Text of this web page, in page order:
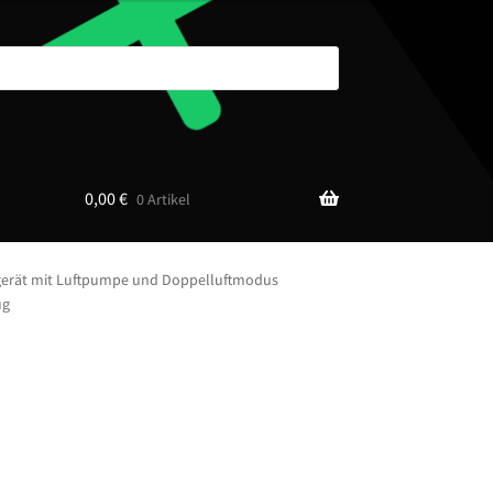
0,00€ 0 Artikel
mit Luftpumpe und Doppelluftmodus